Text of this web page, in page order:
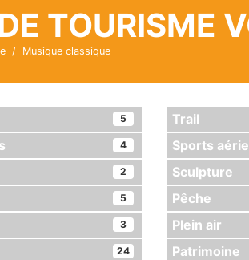
TOURISME
Musique classique
5 Trail
4 Sports
2 Sculpture
5 Pêche
3 Plein air
24 Patrimoine